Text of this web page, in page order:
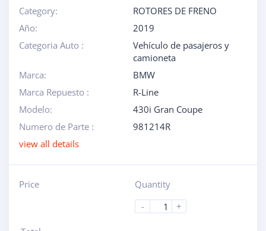
Category:
ROTORES DE FRENO
Año:
2019
Categoria Auto :
Vehículo de pasajeros y
camioneta
Marca:
BMW
Marca Repuesto :
R-Line
Modelo:
430i Gran Coupe
Numero de Parte :
981214R
view all details
Price
Quantity
-
+